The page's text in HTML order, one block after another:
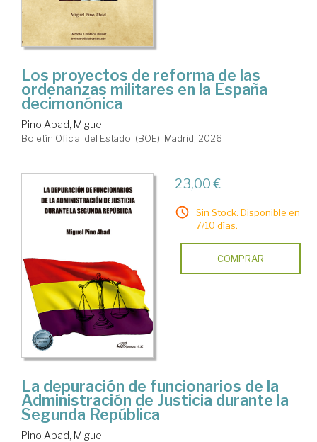
Los proyectos de reforma de las
ordenanzas militares en la España
decimonónica
Pino Abad, Miguel
Boletín Oficial del Estado. (BOE). Madrid, 2026
23,00 €
Sin Stock. Disponible en
7/10 días.
COMPRAR
La depuración de funcionarios de la
Administración de Justicia durante la
Segunda República
Pino Abad, Miguel